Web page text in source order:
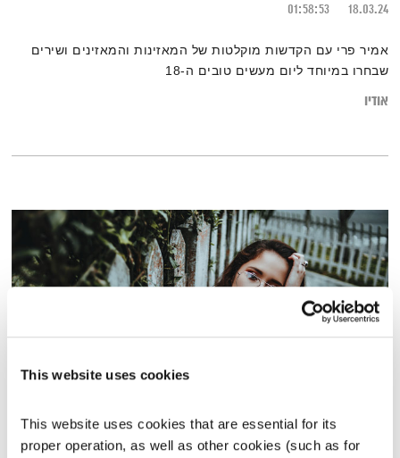
This website uses cookies
This website uses cookies that are essential for its
proper operation, as well as other cookies (such as for
18.03.24
01:58:53
אמיר פרי עם הקדשות מוקלטות של המאזינות והמאזינים ושירים
שבחרו במיוחד ליום מעשים טובים ה-18
אודיו
אסימונים
ענת קלו לברון